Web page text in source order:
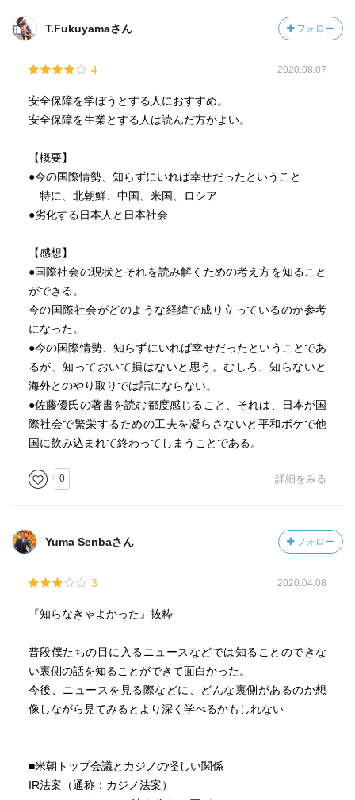
→この池上氏の予測は的中した・・・最悪である。
内田正人元監督の立件見送りという報道があった。
と大差の無い国家だ。
国会での証人喚問は司法権とは関係なく、国政調査権に基
「答弁を控えたい」というのを認めてしまうというのは、
国政調査権をないがしろにしていることなんですね。
だから喚問する側も、われわれは国政調査権に基づいてや
っているのだから、きちんと答えてください、司法的な責
てはならなかった（佐藤）
→罪を全部ひっかぶる。霞が関では高く評価される。いず
千客万来
→関係者の名前をあげて、相対的に自分の果たした役割を
薄めようというケース。
シングが分散して弱まるのが大きい。
→表面的には完全黙秘を貫いているのですが、実は裏で検
察にすべてしゃべっているケース
ら、きわめて軽い処分が期待できます。
れませんが、
基本はゴリ押し一本ですから。
バッターボックスに立ちさえすれば、三振でもいいとい
う、そういう感じ。沖縄問題を見ればわかりますよ。
読売の記者が会見で質問して大恥をかいた官僚の「守秘義
務」ですが、
これはじつに曖昧な世界です。
T.Fukuyamaさん フォロー
4 2020.08.07
安全保障を学ぼうとする人におすすめ。
安全保障を生業とする人は読んだ方がよい。
【概要】
●今の国際情勢、知らずにいれば幸せだったということ
特に、北朝鮮、中国、米国、ロシア
●劣化する日本人と日本社会
【感想】
●国際社会の現状とそれを読み解くための考え方を知ること
ができる。
今の国際社会がどのような経緯で成り立っているのか参考
になった。
●今の国際情勢、知らずにいれば幸せだったということであ
るが、知っておいて損はないと思う。むしろ、知らないと
海外とのやり取りでは話にならない。
●佐藤優氏の著書を読む都度感じること、それは、日本が国
際社会で繁栄するための工夫を凝らさないと平和ボケで他
国に飲み込まれて終わってしまうことである。
0 詳細をみる
Yuma Senbaさん フォロー
3 2020.04.08
『知らなきゃよかった』抜粋
普段僕たちの目に入るニュースなどでは知ることのできな
い裏側の話を知ることができて面白かった。
今後、ニュースを見る際などに、どんな裏側があるのか想
像しながら見てみるとより深く学べるかもしれない
■米朝トップ会議とカジノの怪しい関係
IR法案（通称：カジノ法案）